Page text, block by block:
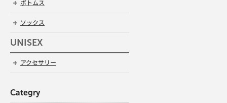
ボトムス
ソックス
UNISEX
アクセサリー
Categry